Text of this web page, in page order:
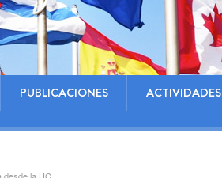
PUBLICACIONES ACTIVIDADES